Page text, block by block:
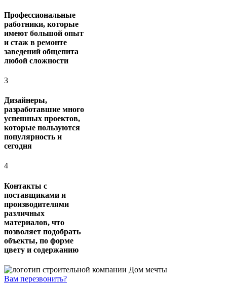
Профессиональные
работники, которые
имеют большой опыт
и стаж в ремонте
заведений общепита
любой сложности
3
Дизайнеры,
разработавшие много
успешных проектов,
которые пользуются
популярность и
сегодня
4
Контакты с
поставщиками и
производителями
различных
материалов, что
позволяет подобрать
объекты, по форме
цвету и содержанию
Вам перезвонить?